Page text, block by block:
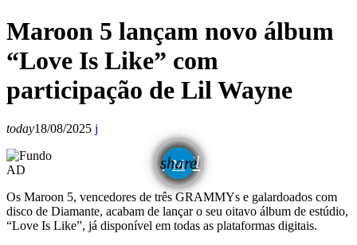
Maroon 5 lançam novo álbum
“Love Is Like” com
participação de Lil Wayne
today18/08/2025
share
email
AD
Os Maroon 5, vencedores de três GRAMMYs e galardoados com
disco de Diamante, acabam de lançar o seu oitavo álbum de estúdio,
“Love Is Like”, já disponível em todas as plataformas digitais.